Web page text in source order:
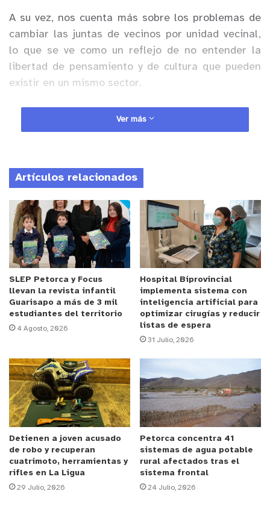
A su vez, nos cuenta más sobre los problemas de
cambiar las juntas de vecinos por unidad vecinal,
lo que se ve como un reflejo de no entender la
libertad de pensamiento y de cultura que pueden
existir en un mismo sector.
Anuncio Patrocinado
y tú, ¿qué opinas?
Ver más
Artículos relacionados
SLEP Petorca y Focus
llevan la revista infantil
Guarisapo a más de 3 mil
estudiantes del territorio
4 Agosto, 2026
Hospital Biprovincial
implementa sistema con
inteligencia artificial para
optimizar cirugías y reducir
listas de espera
31 Julio, 2026
Detienen a joven acusado
de robo y recuperan
cuatrimoto, herramientas y
rifles en La Ligua
29 Julio, 2026
Petorca concentra 41
sistemas de agua potable
rural afectados tras el
sistema frontal
24 Julio, 2026